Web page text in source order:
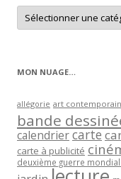
Retrouver
les
articles
MON NUAGE…
allégorie art contemporain
bande
calendriercarte
carte à publicité
deuxième guerre